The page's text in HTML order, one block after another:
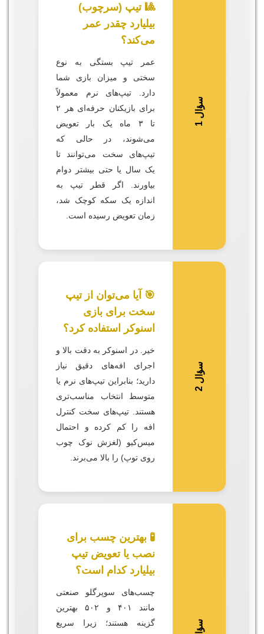
س
ؤ
ا
ل
1
🎱 تیپ (سرچوب)
بیلیارد چقدر عمر
می‌کند؟
عمر تیپ بستگی به نوع
سختی و میزان بازی شما
دارد. تیپ‌های نرم معمولاً
برای بازیکنان حرفه‌ای هر ۲
تا ۳ ماه یک بار تعویض
می‌شوند، در حالی که
تیپ‌های سخت می‌توانند تا
یک سال یا حتی بیشتر دوام
بیاورند. اگر قطر تیپ به
اندازه یک سکه کوچک شد،
زمان تعویض رسیده است.
س
ؤ
ا
ل
2
🎯 آیا می‌توان از تیپ
سخت برای بازی
اسنوکر استفاده کرد؟
خیر. در اسنوکر به دقت بالا و
اجرای افه‌های دقیق نیاز
دارید؛ بنابراین تیپ‌های نرم یا
متوسط انتخاب مناسب‌تری
هستند. تیپ‌های سخت کنترل
افه را کم کرده و احتمال
میس‌کیو (لغزش نوک چوب
روی توپ) را بالا می‌برند.
🧪 بهترین چسب برای
نصب یا تعویض تیپ
بیلیارد کدام است؟
چسب‌های سوپرگلو صنعتی
مانند ۴۰۱ و ۵۰۲ بهترین
گزینه هستند؛ زیرا سریع